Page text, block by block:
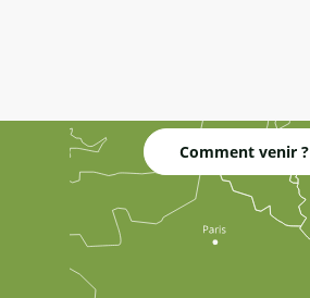
Comment venir ?